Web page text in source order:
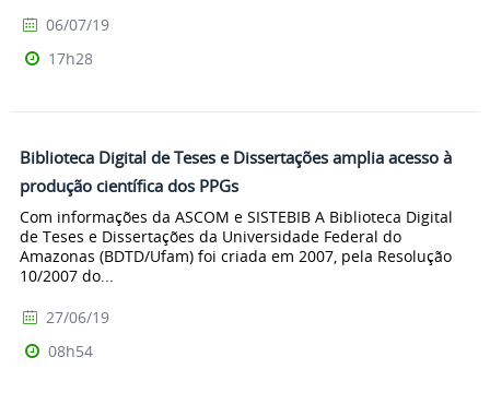
06/07/19
17h28
Biblioteca Digital de Teses e Dissertações amplia acesso à
produção científica dos PPGs
Com informações da ASCOM e SISTEBIB A Biblioteca Digital
de Teses e Dissertações da Universidade Federal do
Amazonas (BDTD/Ufam) foi criada em 2007, pela Resolução
10/2007 do...
27/06/19
08h54